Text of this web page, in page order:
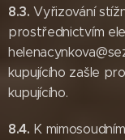
8.3.Vyřizování
prostřednictvím
kupujícího zašle
kupujícího.
8.4. K